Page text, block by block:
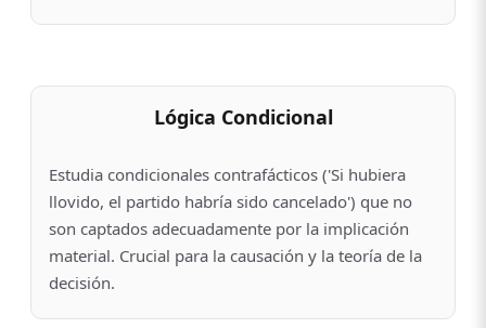
Lógica Condicional
Estudia condicionales contrafácticos ('Si hubiera
llovido, el partido habría sido cancelado') que no
son captados adecuadamente por la implicación
material. Crucial para la causación y la teoría de la
decisión.